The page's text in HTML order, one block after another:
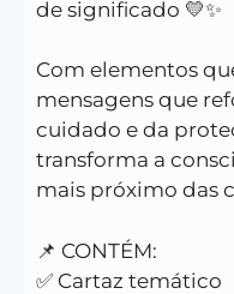
de significado 💛✨
Com elementos
mensagens que
cuidado e da
transforma a
mais próximo das
📌 CONTÉM:
✅ Cartaz temático